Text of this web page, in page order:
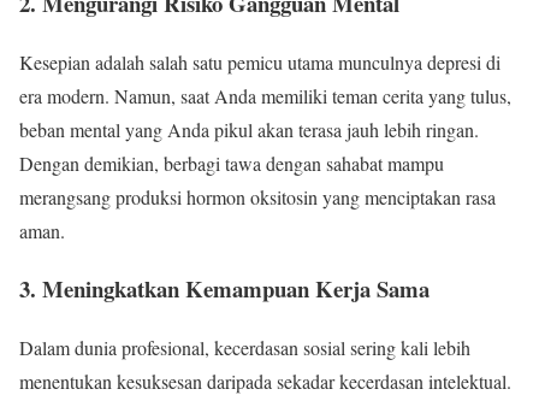
Kesepian adalah salah satu pemicu utama munculnya depresi di
era modern. Namun, saat Anda memiliki teman cerita yang tulus,
beban mental yang Anda pikul akan terasa jauh lebih ringan.
Dengan demikian, berbagi tawa dengan sahabat mampu
merangsang produksi hormon oksitosin yang menciptakan rasa
aman.
3. Meningkatkan Kemampuan Kerja Sama
Dalam dunia profesional, kecerdasan sosial sering kali lebih
menentukan kesuksesan daripada sekadar kecerdasan intelektual.